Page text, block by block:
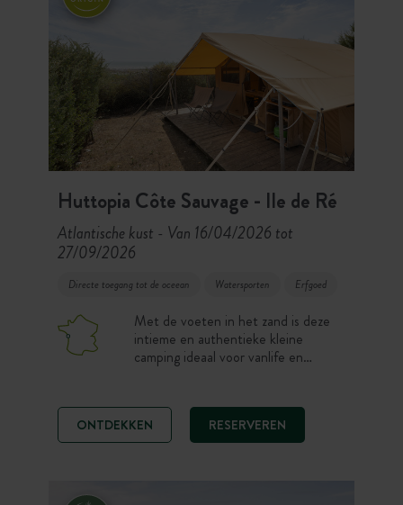
Huttopia Côte Sauvage - Ile de Ré
Atlantische kust - Van 16/04/2026 tot
27/09/2026
Directe toegang tot de oceean Watersporten Erfgoed
Met de voeten in het zand is deze
intieme en authentieke kleine
camping ideaal voor vanlife en
comfortabele Canvas & Wood tent
op enkele stappen van het strand.
Oceaanliefhebbers, kies voor een
ONTDEKKEN RESERVEREN